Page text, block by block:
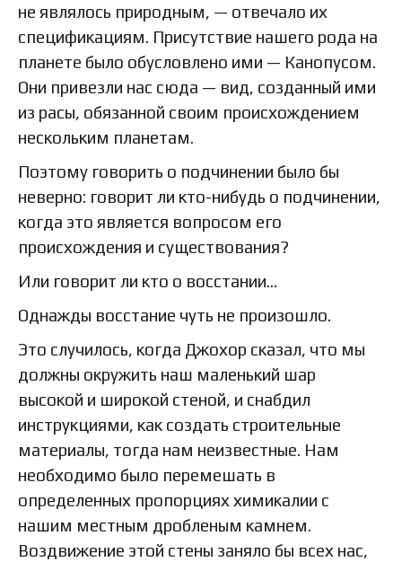
не являлось природным, — отвечало их
спецификациям. Присутствие нашего рода на
планете было обусловлено ими — Канопусом.
Они привезли нас сюда — вид, созданный ими
из расы, обязанной своим происхождением
нескольким планетам.
Поэтому говорить о подчинении было бы
неверно: говорит ли кто-нибудь о подчинении,
когда это является вопросом его
происхождения и существования?
Или говорит ли кто о восстании…
Однажды восстание чуть не произошло.
Это случилось, когда Джохор сказал, что мы
должны окружить наш маленький шар
высокой и широкой стеной, и снабдил
инструкциями, как создать строительные
материалы, тогда нам неизвестные. Нам
необходимо было перемешать в
определенных пропорциях химикалии с
нашим местным дробленым камнем.
Воздвижение этой стены заняло бы всех нас,